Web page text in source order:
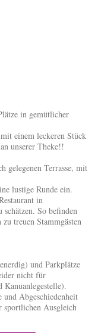
in gemütlicher
einem leckeren Stück
unserer Theke!!
gelegenen Terrasse, mit
lustige Runde ein.
in
schätzen. So befinden
treuen Stammgästen
und Parkplätze
nicht für
Kanuanlegestelle).
Abgeschiedenheit
sportlichen Ausgleich